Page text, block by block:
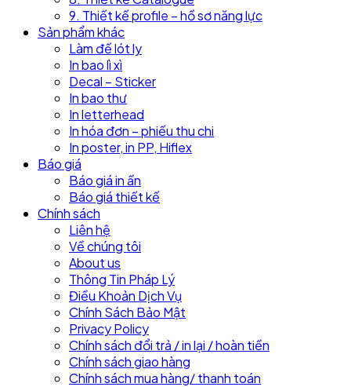
9. Thiết kế profile – hồ sơ năng lực
Sản phẩm khác
Làm đế lót ly
In bao lì xì
Decal – Sticker
In bao thư
In letterhead
In hóa đơn – phiếu thu chi
In poster, in PP, Hiflex
Báo giá
Báo giá in ấn
Báo giá thiết kế
Chính sách
Liên hệ
Về chúng tôi
About us
Thông Tin Pháp Lý
Điều Khoản Dịch Vụ
Chính Sách Bảo Mật
Privacy Policy
Chính sách đổi trả / in lại / hoàn tiền
Chính sách giao hàng
Chính sách mua hàng/ thanh toán